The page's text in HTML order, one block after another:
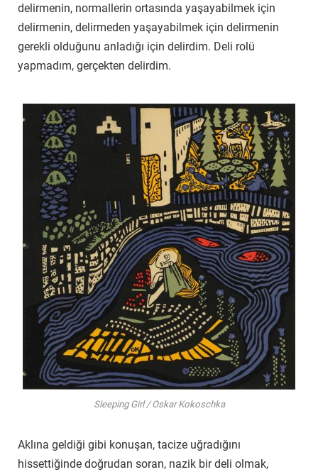
delirmenin, normallerin ortasında yaşayabilmek için
delirmenin, delirmeden yaşayabilmek için delirmenin
gerekli olduğunu anladığı için delirdim. Deli rolü
yapmadım, gerçekten delirdim.
Sleeping Girl / Oskar Kokoschka
Aklına geldiği gibi konuşan, tacize uğradığını
hissettiğinde doğrudan soran, nazik bir deli olmak,